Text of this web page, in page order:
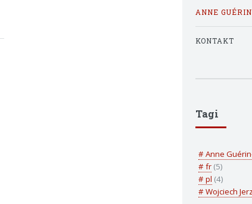
ANNE
KONTAKT
Tagi
# Anne
# fr(5)
# pl (4)
# Wojciech